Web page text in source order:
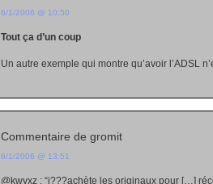
6/1/2006 @ 10:50
Tout ça d’un coup
Un autre exemple qui montre qu’avoir l’ADSL
Commentaire de gromit
6/1/2006 @ 13:51
@kwyxz : “j???achète les originaux pour […]